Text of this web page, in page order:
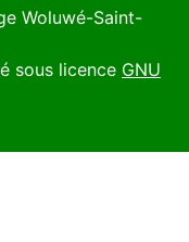
Woluwé-Saint-
sous licence GNU